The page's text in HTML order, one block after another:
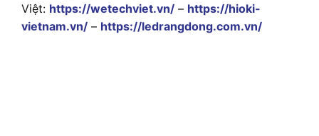
Việt: https://wetechviet.vn/ – https://hioki-
vietnam.vn/ – https://ledrangdong.com.vn/